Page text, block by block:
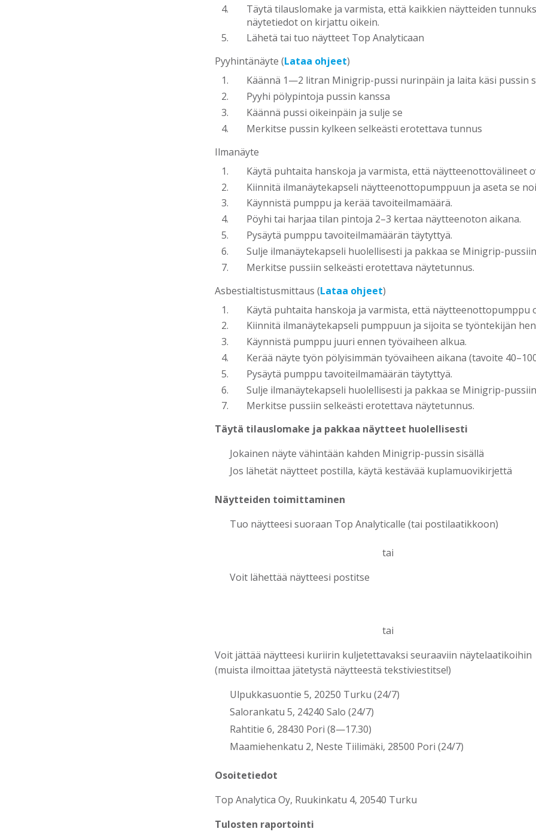
Täytä tilauslomake ja varmista, että kaikkien näytteiden
näytetiedot on kirjattu oikein.
Lähetä tai tuo näytteet Top Analyticaan
Pyyhintänäyte (Lataa ohjeet)
Käännä 1—2 litran Minigrip-pussi nurinpäin ja laita käsi pussin
Pyyhi pölypintoja pussin kanssa
Käännä pussi oikeinpäin ja sulje se
Merkitse pussin kylkeen selkeästi erotettava tunnus
Ilmanäyte
Käytä puhtaita hanskoja ja varmista, että näytteenottovälineet
Kiinnitä ilmanäytekapseli näytteenottopumppuun ja aseta se
Käynnistä pumppu ja kerää tavoiteilmamäärä.
Pöyhi tai harjaa tilan pintoja 2–3 kertaa näytteenoton aikana.
Pysäytä pumppu tavoiteilmamäärän täytyttyä.
Sulje ilmanäytekapseli huolellisesti ja pakkaa se Minigrip-
Merkitse pussiin selkeästi erotettava näytetunnus.
Asbestialtistusmittaus (Lataa ohjeet)
Käytä puhtaita hanskoja ja varmista, että näytteenottopumppu
Kiinnitä ilmanäytekapseli pumppuun ja sijoita se työntekijän
Käynnistä pumppu juuri ennen työvaiheen alkua.
Kerää näyte työn pölyisimmän työvaiheen aikana (tavoite
Pysäytä pumppu tavoiteilmamäärän täytyttyä.
Sulje ilmanäytekapseli huolellisesti ja pakkaa se Minigrip-
Merkitse pussiin selkeästi erotettava näytetunnus.
Täytä tilauslomake ja pakkaa näytteet huolellisesti
Jokainen näyte vähintään kahden Minigrip-pussin sisällä
Jos lähetät näytteet postilla, käytä kestävää kuplamuovikirjettä
Näytteiden toimittaminen
Tuo näytteesi suoraan Top Analyticalle (tai postilaatikkoon)
tai
Voit lähettää näytteesi postitse
tai
Voit jättää näytteesi kuriirin kuljetettavaksi seuraaviin näytelaatikoihin
(muista ilmoittaa jätetystä näytteestä tekstiviestitse!)
Ulpukkasuontie 5, 20250 Turku (24/7)
Salorankatu 5, 24240 Salo (24/7)
Rahtitie 6, 28430 Pori (8—17.30)
Maamiehenkatu 2, Neste Tiilimäki, 28500 Pori (24/7)
Osoitetiedot
Top Analytica Oy, Ruukinkatu 4, 20540 Turku
Tulosten raportointi